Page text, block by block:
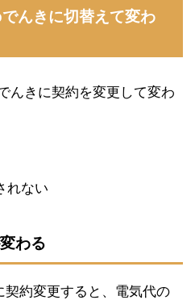
んきに切替えて変わ
んきに契約を変更して変わ
れない
わる
契約変更すると、電気代の